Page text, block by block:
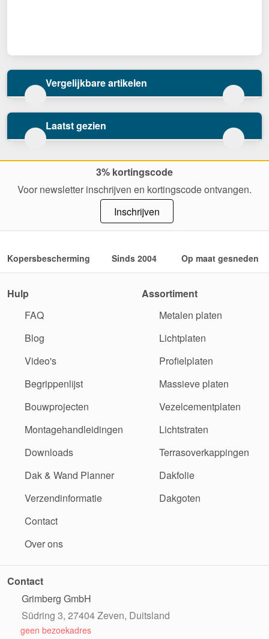
Vergelijkbare artikelen
Laatst gezien
3% kortingscode
Voor newsletter inschrijven en kortingscode ontvangen.
Inschrijven
Kopersbescherming Sinds 2004 Op maat gesneden
Hulp
FAQ
Blog
Video's
Begrippenlijst
Bouwprojecten
Montagehandleidingen
Downloads
Dak & Wand Planner
Verzendinformatie
Contact
Over ons
Assortiment
Metalen platen
Lichtplaten
Profielplaten
Massieve platen
Vezelcementplaten
Lichtstraten
Terrasoverkappingen
Dakfolie
Dakgoten
Contact
Grimberg GmbH
Südring 3, 27404 Zeven, Duitsland
geen bezoekadres